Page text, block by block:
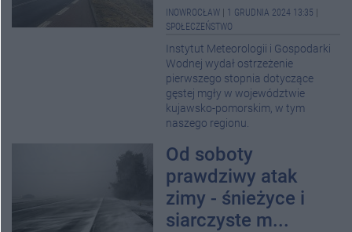
INOWROCŁAW 1 GRUDNIA 2024 13:35
SPOŁECZEŃSTWO
Instytut Meteorologii i Gospodarki
Wodnej wydał ostrzeżenie
pierwszego stopnia dotyczące
gęstej mgły w województwie
kujawsko-pomorskim, w tym
naszego regionu.
Od soboty
prawdziwy atak
zimy - śnieżyce i
siarczyste m...